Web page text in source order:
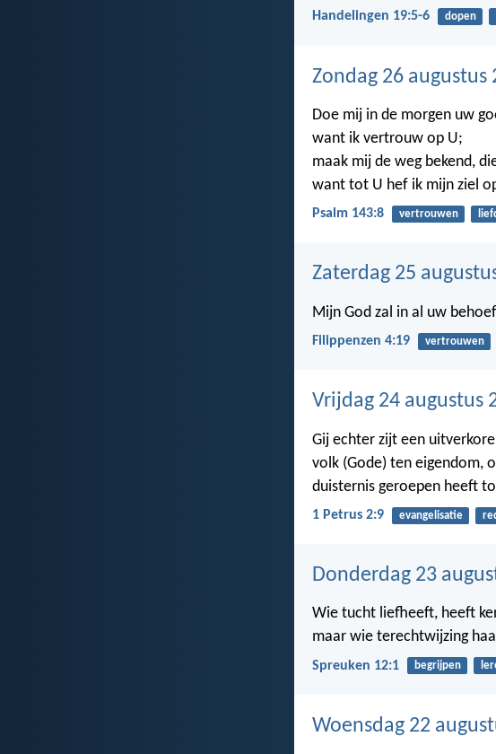
Handelingen 19:5-6 dopen
Zondag 26 augustus
Doe mij in de morgen uw
want ik vertrouw op U;
maak mij de weg bekend,
want tot U hef ik mijn ziel
Psalm 143:8 vertrouwen
Zaterdag 25
Mijn God zal in al uw
Filippenzen 4:19 vertrouwen
Vrijdag 24 augustus
Gij echter zijt een
volk (Gode) ten eigendom,
duisternis geroepen heeft
1 Petrus 2:9 evangelisatie
Donderdag 23
Wie tucht liefheeft, heeft
maar wie terechtwijzing
Spreuken 12:1 begrijpen
Woensdag 22